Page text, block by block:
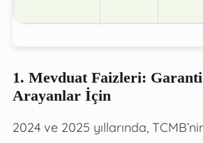
1. Mevduat Faizleri:
Arayanlar İçin
2024 ve 2025 yıllarında,